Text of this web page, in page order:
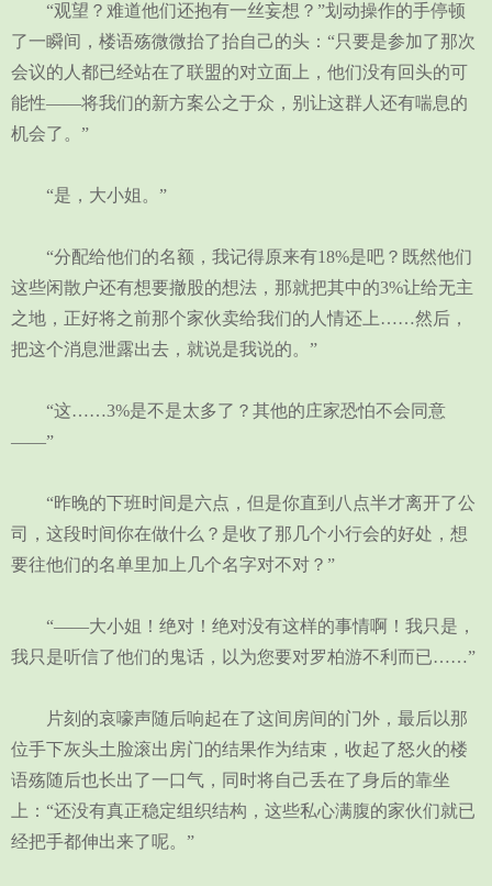
“观望？难道他们还抱有一丝妄想？”划动操作的手停顿
了一瞬间，楼语殇微微抬了抬自己的头：“只要是参加了那次
会议的人都已经站在了联盟的对立面上，他们没有回头的可
能性——将我们的新方案公之于众，别让这群人还有喘息的
机会了。”
“是，大小姐。”
“分配给他们的名额，我记得原来有18%是吧？既然他们
这些闲散户还有想要撤股的想法，那就把其中的3%让给无主
之地，正好将之前那个家伙卖给我们的人情还上……然后，
把这个消息泄露出去，就说是我说的。”
“这……3%是不是太多了？其他的庄家恐怕不会同意
——”
“昨晚的下班时间是六点，但是你直到八点半才离开了公
司，这段时间你在做什么？是收了那几个小行会的好处，想
要往他们的名单里加上几个名字对不对？”
“——大小姐！绝对！绝对没有这样的事情啊！我只是，
我只是听信了他们的鬼话，以为您要对罗柏游不利而已……”
片刻的哀嚎声随后响起在了这间房间的门外，最后以那
位手下灰头土脸滚出房门的结果作为结束，收起了怒火的楼
语殇随后也长出了一口气，同时将自己丢在了身后的靠坐
上：“还没有真正稳定组织结构，这些私心满腹的家伙们就已
经把手都伸出来了呢。”